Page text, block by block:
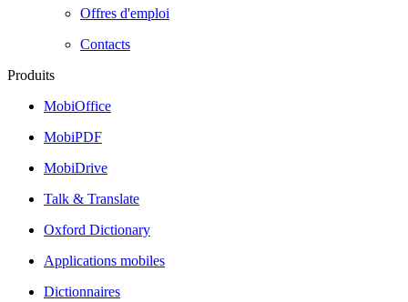
Offres d'emploi
Contacts
Produits
MobiOffice
MobiPDF
MobiDrive
Talk & Translate
Oxford Dictionary
Applications mobiles
Dictionnaires